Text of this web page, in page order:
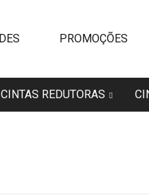
PROMOÇÕES
CINTAS REDUTORAS